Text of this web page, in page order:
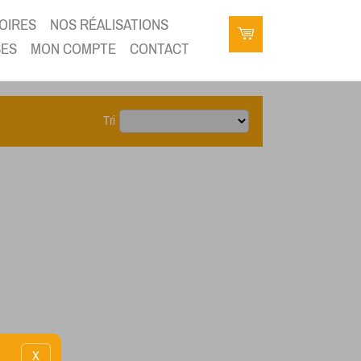
NOS RÉALISATIONS
MON COMPTE CONTACT
Tri
X